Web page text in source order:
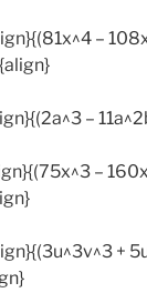
–
–
–
+